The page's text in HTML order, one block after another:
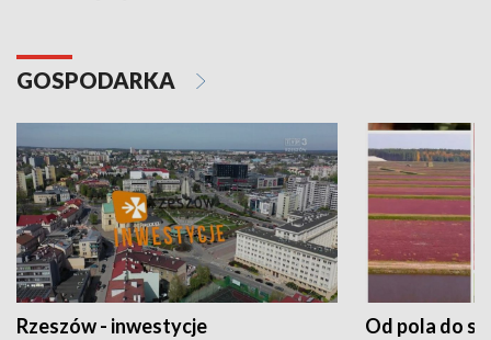
GOSPODARKA
Rzeszów - inwestycje Od pola do